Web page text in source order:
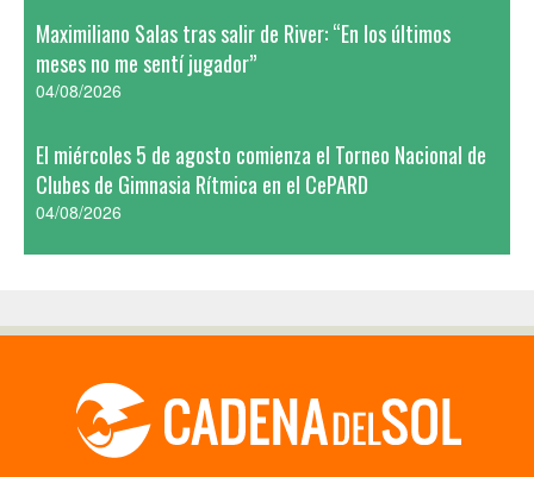
Maximiliano Salas tras salir de River: “En los últimos
meses no me sentí jugador”
04/08/2026
El miércoles 5 de agosto comienza el Torneo Nacional de
Clubes de Gimnasia Rítmica en el CePARD
04/08/2026